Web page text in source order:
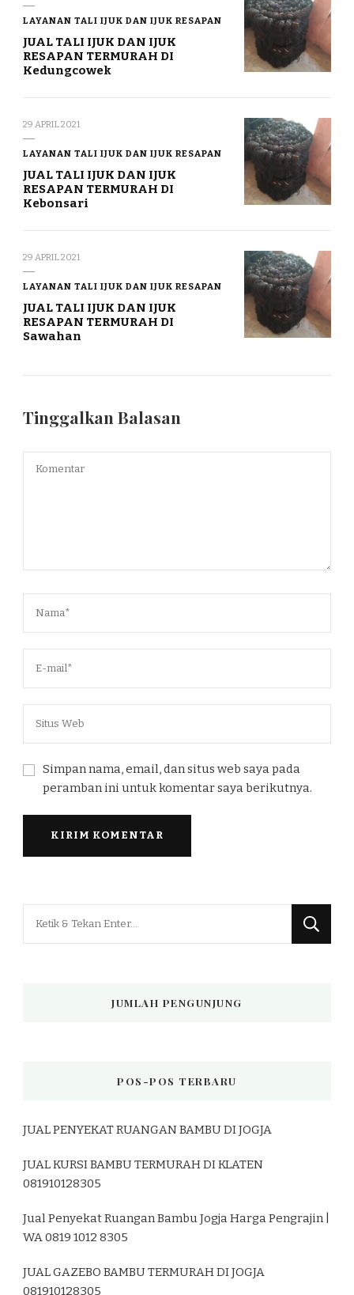
LAYANAN TALI IJUK DAN IJUK RESAPAN
JUAL TALI IJUK DAN IJUK
RESAPAN TERMURAH DI
Kedungcowek
29 APRIL 2021
LAYANAN TALI IJUK DAN IJUK RESAPAN
JUAL TALI IJUK DAN IJUK
RESAPAN TERMURAH DI
Kebonsari
29 APRIL 2021
LAYANAN TALI IJUK DAN IJUK RESAPAN
JUAL TALI IJUK DAN IJUK
RESAPAN TERMURAH DI
Sawahan
Tinggalkan Balasan
Simpan nama, email, dan situs web saya pada
peramban ini untuk komentar saya berikutnya.
JUMLAH PENGUNJUNG
POS-POS TERBARU
JUAL PENYEKAT RUANGAN BAMBU DI JOGJA
JUAL KURSI BAMBU TERMURAH DI KLATEN
081910128305
Jual Penyekat Ruangan Bambu Jogja Harga Pengrajin |
WA 0819 1012 8305
JUAL GAZEBO BAMBU TERMURAH DI JOGJA
081910128305